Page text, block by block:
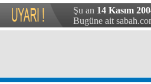
Şu an 14 Kasım
Bugüne ait